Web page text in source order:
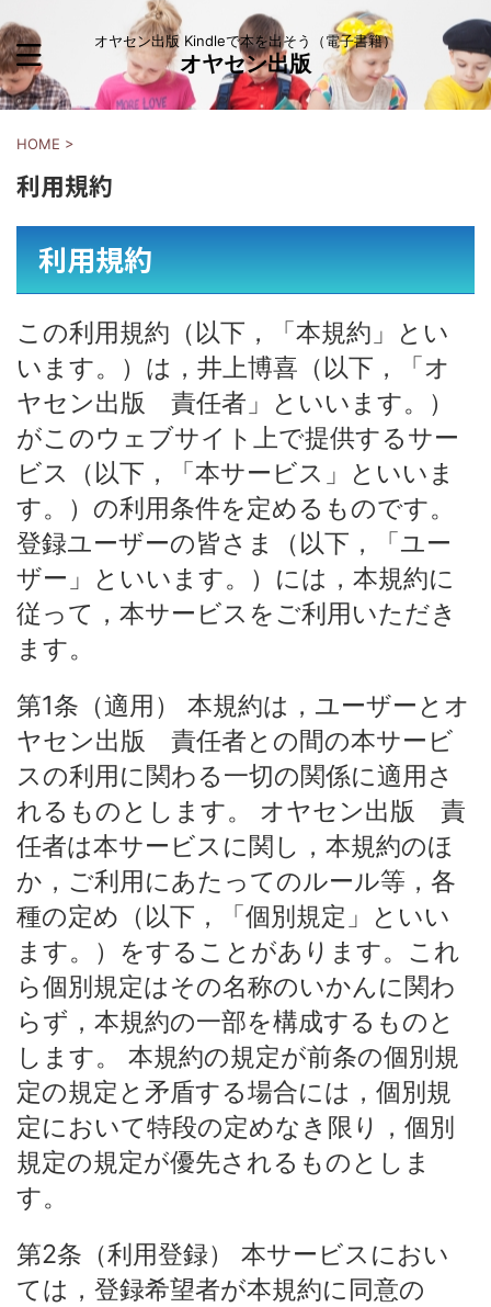
オヤセン出版 Kindleで本を出そう（電子書籍）
オヤセン出版
HOME >
利用規約
利用規約
この利用規約（以下，「本規約」とい
います。）は，井上博喜（以下，「オ
ヤセン出版 責任者」といいます。）
がこのウェブサイト上で提供するサー
ビス（以下，「本サービス」といいま
す。）の利用条件を定めるものです。
登録ユーザーの皆さま（以下，「ユー
ザー」といいます。）には，本規約に
従って，本サービスをご利用いただき
ます。
第1条（適用） 本規約は，ユーザーとオ
ヤセン出版 責任者との間の本サービ
スの利用に関わる一切の関係に適用さ
れるものとします。 オヤセン出版 責
任者は本サービスに関し，本規約のほ
か，ご利用にあたってのルール等，各
種の定め（以下，「個別規定」といい
ます。）をすることがあります。これ
ら個別規定はその名称のいかんに関わ
らず，本規約の一部を構成するものと
します。 本規約の規定が前条の個別規
定の規定と矛盾する場合には，個別規
定において特段の定めなき限り，個別
規定の規定が優先されるものとしま
す。
第2条（利用登録） 本サービスにおい
ては，登録希望者が本規約に同意の